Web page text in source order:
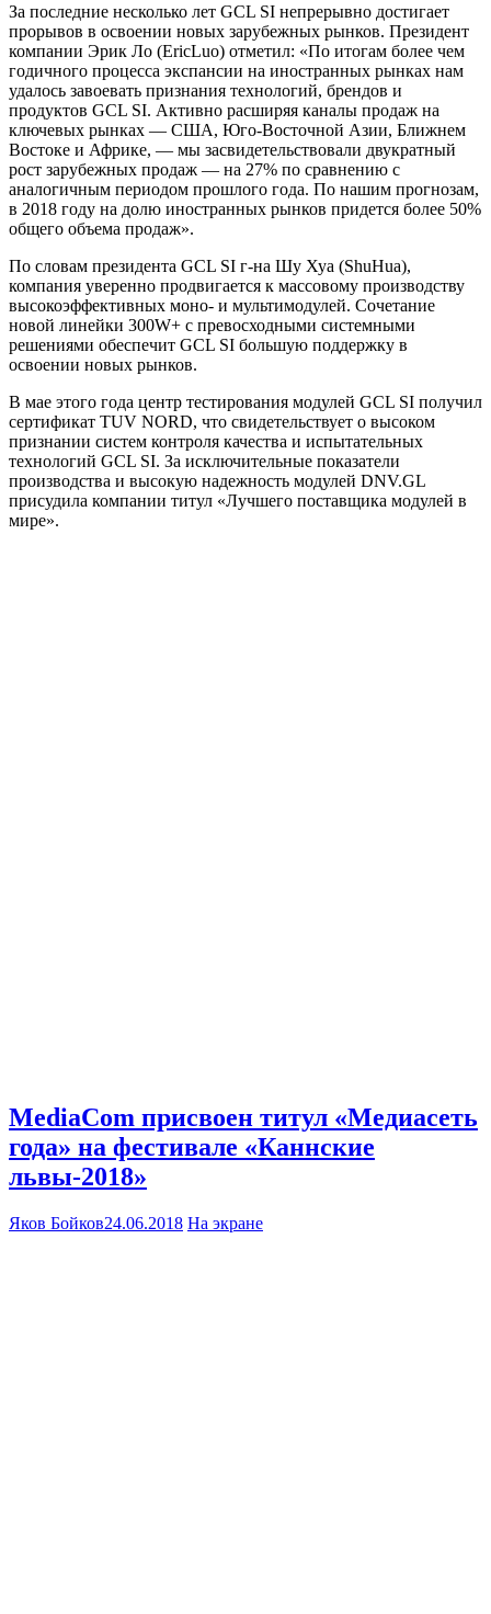
За последние несколько лет GCL SI непрерывно достигает
прорывов в освоении новых зарубежных рынков. Президент
компании Эрик Ло (EricLuo) отметил: «По итогам более чем
годичного процесса экспансии на иностранных рынках нам
удалось завоевать признания технологий, брендов и
продуктов GCL SI. Активно расширяя каналы продаж на
ключевых рынках — США, Юго-Восточной Азии, Ближнем
Востоке и Африке, — мы засвидетельствовали двукратный
рост зарубежных продаж — на 27% по сравнению с
аналогичным периодом прошлого года. По нашим прогнозам,
в 2018 году на долю иностранных рынков придется более 50%
общего объема продаж».
По словам президента GCL SI г-на Шу Хуа (ShuHua),
компания уверенно продвигается к массовому производству
высокоэффективных моно- и мультимодулей. Сочетание
новой линейки 300W+ с превосходными системными
решениями обеспечит GCL SI большую поддержку в
освоении новых рынков.
В мае этого года центр тестирования модулей GCL SI получил
сертификат TUV NORD, что свидетельствует о высоком
признании систем контроля качества и испытательных
технологий GCL SI. За исключительные показатели
производства и высокую надежность модулей DNV.GL
присудила компании титул «Лучшего поставщика модулей в
мире».
MediaCom присвоен титул «Медиасеть
года» на фестивале «Каннские
львы-2018»
Яков Бойков24.06.2018 На экране